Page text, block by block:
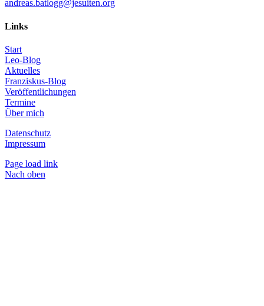
andreas.batlogg@jesuiten.org
Links
Start
Leo-Blog
Aktuelles
Franziskus-Blog
Veröffentlichungen
Termine
Über mich
Datenschutz
Impressum
Page load link
Nach oben